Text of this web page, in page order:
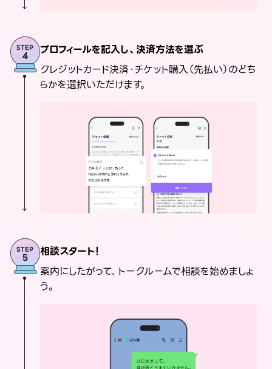
プロフィールを記入し、決済方法を選ぶ
クレジットカード決済・チケット購入（先払い）のどち
らかを選択いただけます。
相談スタート！
案内にしたがって、トークルームで相談を始めましょ
う。